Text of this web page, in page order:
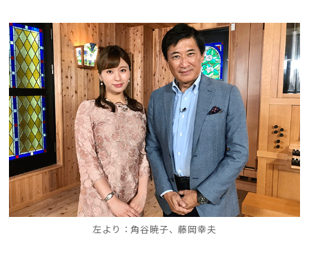
左より：角谷暁子、藤岡幸夫